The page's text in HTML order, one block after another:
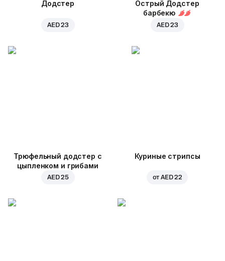
Додстер
AED 23
Острый Додстер
барбекю
AED 23
Трюфельный додстер с
цыпленком и грибами
AED 25
Куриные стрипсы
отAED 22